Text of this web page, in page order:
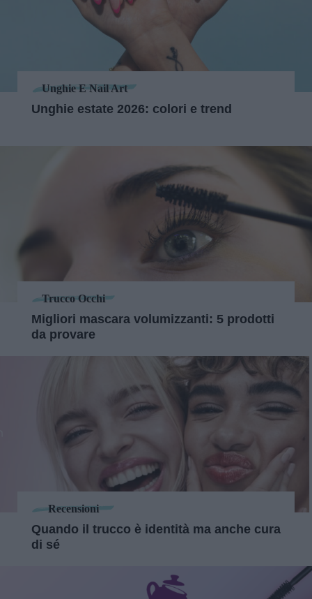
Unghie E Nail Art
Unghie estate 2026: colori e trend
Trucco Occhi
Migliori mascara volumizzanti: 5 prodotti
da provare
Recensioni
Quando il trucco è identità ma anche cura
di sé